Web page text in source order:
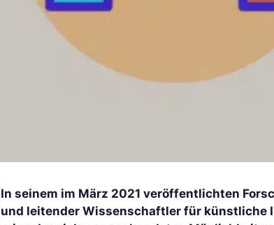
In seinem im März 2021 veröffentlichten
und leitender Wissenschaftler für künstliche